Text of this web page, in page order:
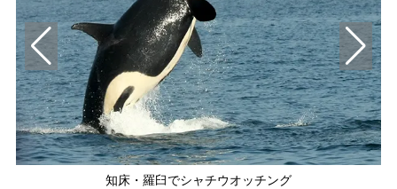
知床・羅臼でシャチウオッチング